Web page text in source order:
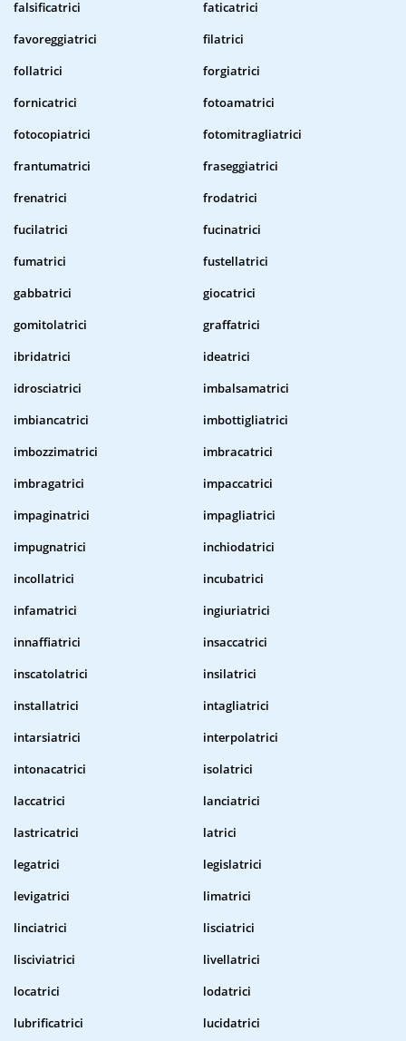
falsificatrici
faticatrici
favoreggiatrici
filatrici
follatrici
forgiatrici
fornicatrici
fotoamatrici
fotocopiatrici
fotomitragliatrici
frantumatrici
fraseggiatrici
frenatrici
frodatrici
fucilatrici
fucinatrici
fumatrici
fustellatrici
gabbatrici
giocatrici
gomitolatrici
graffatrici
ibridatrici
ideatrici
idrosciatrici
imbalsamatrici
imbiancatrici
imbottigliatrici
imbozzimatrici
imbracatrici
imbragatrici
impaccatrici
impaginatrici
impagliatrici
impugnatrici
inchiodatrici
incollatrici
incubatrici
infamatrici
ingiuriatrici
innaffiatrici
insaccatrici
inscatolatrici
insilatrici
installatrici
intagliatrici
intarsiatrici
interpolatrici
intonacatrici
isolatrici
laccatrici
lanciatrici
lastricatrici
latrici
legatrici
legislatrici
levigatrici
limatrici
linciatrici
lisciatrici
lisciviatrici
livellatrici
locatrici
lodatrici
lubrificatrici
lucidatrici